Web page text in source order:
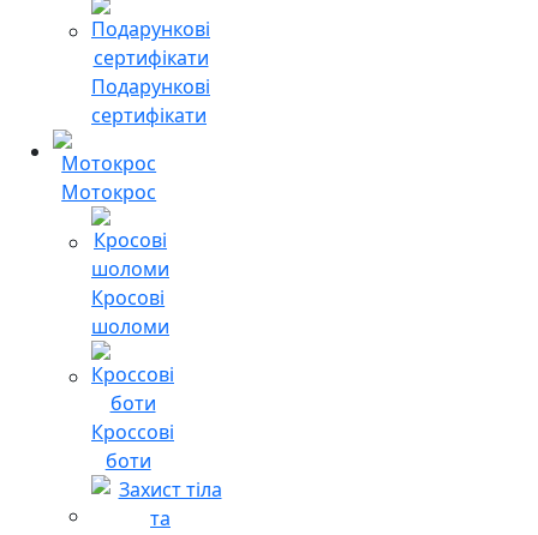
Подарункові
сертифікати
Мотокрос
Кросові
шоломи
Кроссові
боти